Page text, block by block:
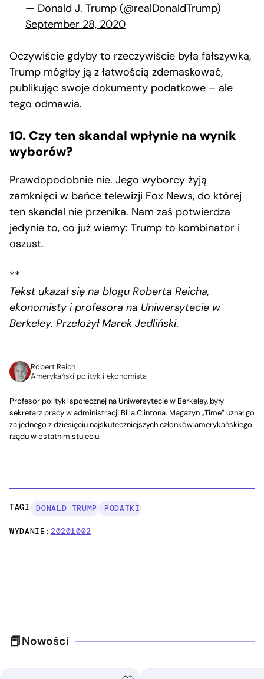
— Donald J. Trump (@realDonaldTrump)
September 28, 2020
Oczywiście gdyby to rzeczywiście była fałszywka,
Trump mógłby ją z łatwością zdemaskować,
publikując swoje dokumenty podatkowe – ale
tego odmawia.
10. Czy ten skandal wpłynie na wynik
wyborów?
Prawdopodobnie nie. Jego wyborcy żyją
zamknięci w bańce telewizji Fox News, do której
ten skandal nie przenika. Nam zaś potwierdza
jedynie to, co już wiemy: Trump to kombinator i
oszust.
**
Tekst ukazał się na blogu Roberta Reicha,
ekonomisty i profesora na Uniwersytecie w
Berkeley. Przełożył Marek Jedliński.
Robert Reich
Amerykański polityk i ekonomista
Profesor polityki społecznej na Uniwersytecie w Berkeley, były
sekretarz pracy w administracji Billa Clintona. Magazyn „Time” uznał go
za jednego z dziesięciu najskuteczniejszych członków amerykańskiego
rządu w ostatnim stuleciu.
TAGI: DONALD TRUMP PODATKI
WYDANIE:20201002
Nowości